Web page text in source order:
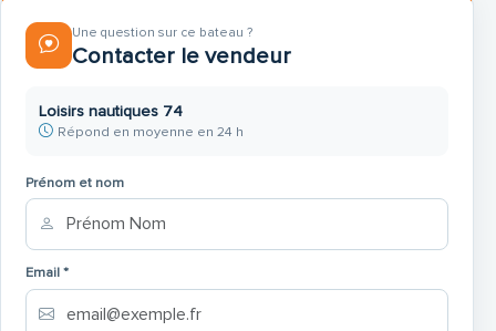
Une question sur ce bateau ?
Contacter le vendeur
Loisirs nautiques 74
Répond en moyenne en 24 h
Prénom et nom
Email *